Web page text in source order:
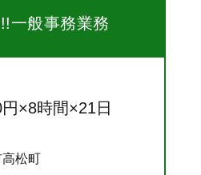
一般事務業務
円×8時間×21日
松町